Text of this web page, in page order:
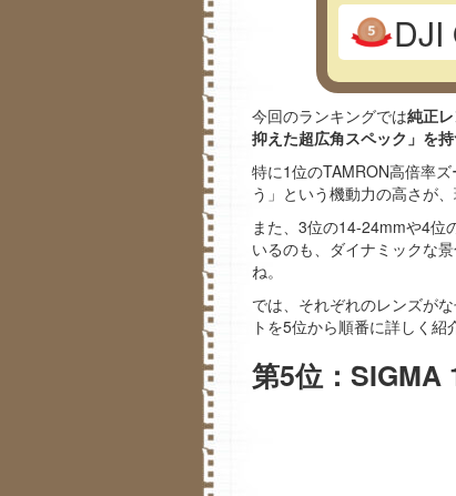
DJI
今回のランキングでは純正
抑えた超広角スペック」を
特に1位のTAMRON高倍率
う」という機動力の高さが
また、3位の14-24mmや4位
いるのも、ダイナミックな
ね。
では、それぞれのレンズが
トを5位から順番に詳しく紹
第5位：SIGMA